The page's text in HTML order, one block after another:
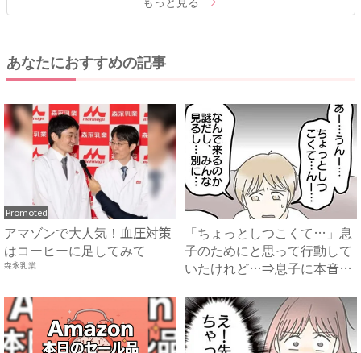
あなたにおすすめの記事
Promoted
アマゾンで大人気！血圧対策
はコーヒーに足してみて
森永乳業
「ちょっとしつこくて…」息
子のためにと思って行動して
いたけれど…⇒息子に本音を